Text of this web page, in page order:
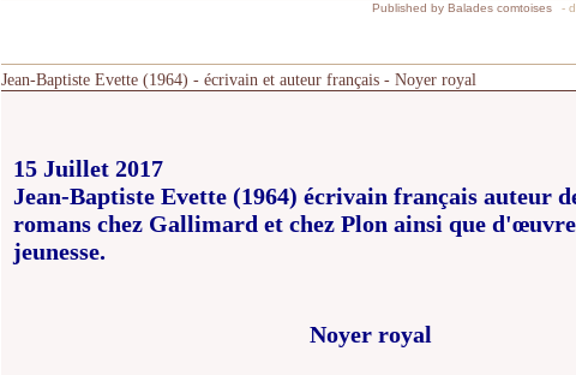
Published by Balades comtoises -
Jean-Baptiste Evette (1964) - écrivain et auteur français - Noyer royal
15 Juillet 2017
Jean-Baptiste Evette (1964) écrivain français auteur
romans chez Gallimard et chez Plon ainsi que
jeunesse.
Noyer royal